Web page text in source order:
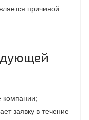
причиной
компании;
заявку в течение